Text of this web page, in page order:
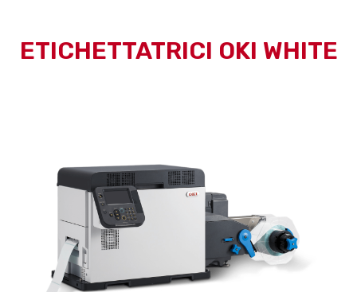
ETICHETTATRICI OKI WHITE